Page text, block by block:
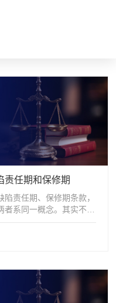
责任期和保修期
责任期、保修期条款，
者系同一概念。其实不
起...